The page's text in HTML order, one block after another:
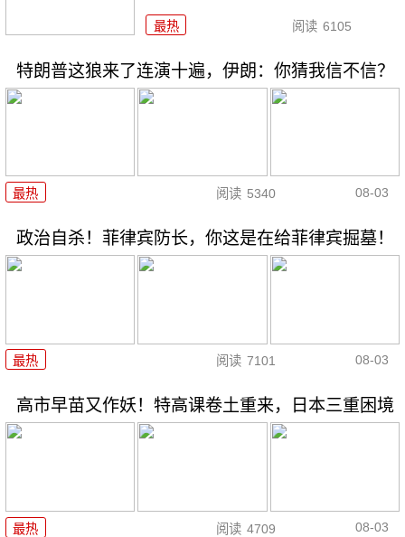
最热 阅读 6105
特朗普这狼来了连演十遍，伊朗：你猜我信不信？
最热 阅读 5340 08-03
政治自杀！菲律宾防长，你这是在给菲律宾掘墓！
最热 阅读 7101 08-03
高市早苗又作妖！特高课卷土重来，日本三重困境
最热 阅读 4709 08-03